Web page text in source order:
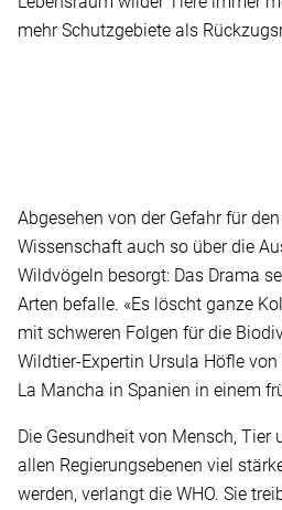
mehr Schutzgebiete als
Abgesehen von der Gefahr für
Wissenschaft auch so über die
Wildvögeln besorgt: Das Drama
Arten befalle. «Es löscht ganze
mit schweren Folgen für die
Wildtier-Expertin Ursula Höfle
La Mancha in Spanien in einem
Die Gesundheit von Mensch,
allen Regierungsebenen viel
werden, verlangt die WHO. Sie